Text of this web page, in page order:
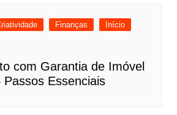
Finanças
Início
com Garantia de Imóvel
Essenciais